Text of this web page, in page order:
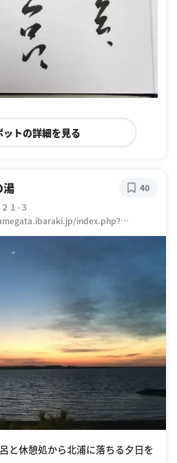
ットの詳細を見る
湯
１-３
index.php?
40
と休憩処から北浦に落ちる夕日を